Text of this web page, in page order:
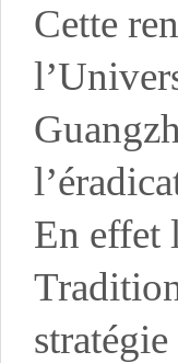
Cette
En effet